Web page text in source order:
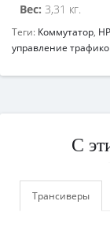
Вес: 3,31 кг.
Теги: Коммутатор, HP
управление
С
Трансиверы